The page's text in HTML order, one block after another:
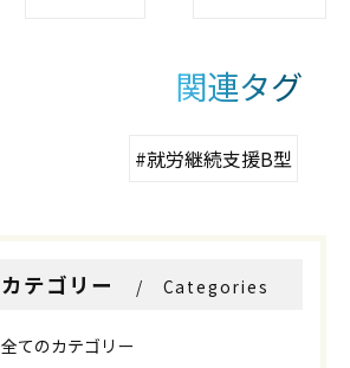
関連タグ
#就労継続支援B型
カテゴリー Categories
全てのカテゴリー